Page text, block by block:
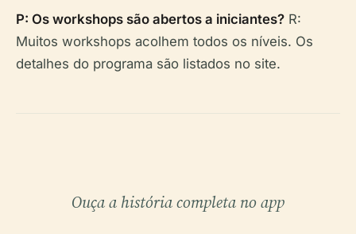
P: Os workshops são abertos a iniciantes? R:
Muitos workshops acolhem todos os níveis. Os
detalhes do programa são listados no site.
Ouça a história completa no app